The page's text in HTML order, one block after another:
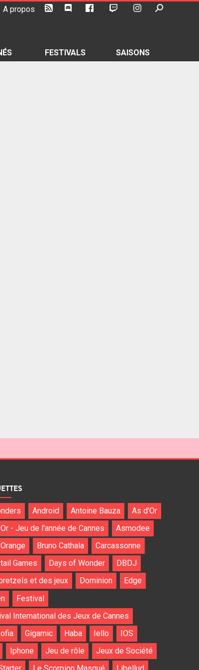
A propos
FESTIVALS SAISONS
Android Antoine Bauza
As d'Or
- Jeu de l'année de Cannes
Asmodee
Bruno Cathala
Carcassonne
Games
Days of Wonder
DBDJ
et des jeux
Dominion
Edge
Festival
International des Jeux de Cannes
Gigamic Haba Iello
IOS
Iphone Jeu de rôle
Jeux de Société